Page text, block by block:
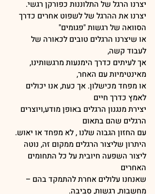
יצרנו הרגל של התלוננות כפורקן רגשי.
יצרנו את ההרגל של לשפוט אחרים כדרך
הסוואה של רגשות "פגומים"
או שיצרנו הרגלים טובים לכאורה של
לעבוד קשה,
אך לעיתים כדרך הימנעות מרגשותינו,
מאינטימיות עם האחר,
או מפחד מכישלון. אך כעת, אנו יכולים
לאמץ כדרך חיים
יצירת מנגנון הרגלים באופן מודע,ויוצרים
הרגלים שהם בתאום
עם החזון הגבוה שלנו , לא מפחד או יאוש.
היתרון שליצור הרגלים ממקום זה, נוטה
ליצור השפעה חיובית על כל התחומים
האחרים
שאנחנו עלולים אחרת להתמקד בהם –
מחשבות, רגשות, סביבה.